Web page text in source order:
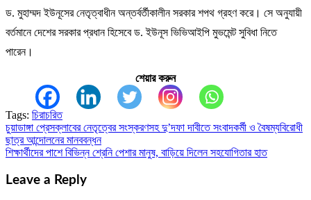
ড. মুহাম্মদ ইউনূসের নেতৃত্বাধীন অন্তর্বর্তীকালীন সরকার শপথ গ্রহণ করে। সে অনুযায়ী
বর্তমানে দেশের সরকার প্রধান হিসেবে ড. ইউনূস ভিভিআইপি মুভমেন্ট সুবিধা নিতে
পারেন।
শেয়ার করুন
Tags: চিরাচরিত
Post
navigation
চুয়াডাঙ্গা প্রেসক্লাবের নেতৃত্বের সংস্করণসহ দু’দফা দাবীতে সংবাদকর্মী ও বৈষম্যবিরোধী
ছাত্র আন্দোলনের মানববন্ধন
শিক্ষার্থীদের পাশে বিভিন্ন শ্রেনি পেশার মানুষ, বাড়িয়ে দিলেন সহযোগিতার হাত
Leave a Reply